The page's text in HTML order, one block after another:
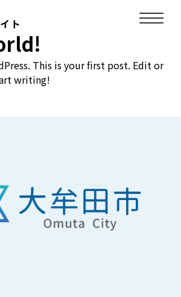
ト
This is your first post. Edit or
writing!